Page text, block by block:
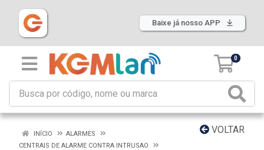
Baixe já nosso APP
0
VOLTAR
INÍCIO
ALARMES
CENTRAIS DE ALARME CONTRA INTRUSAO